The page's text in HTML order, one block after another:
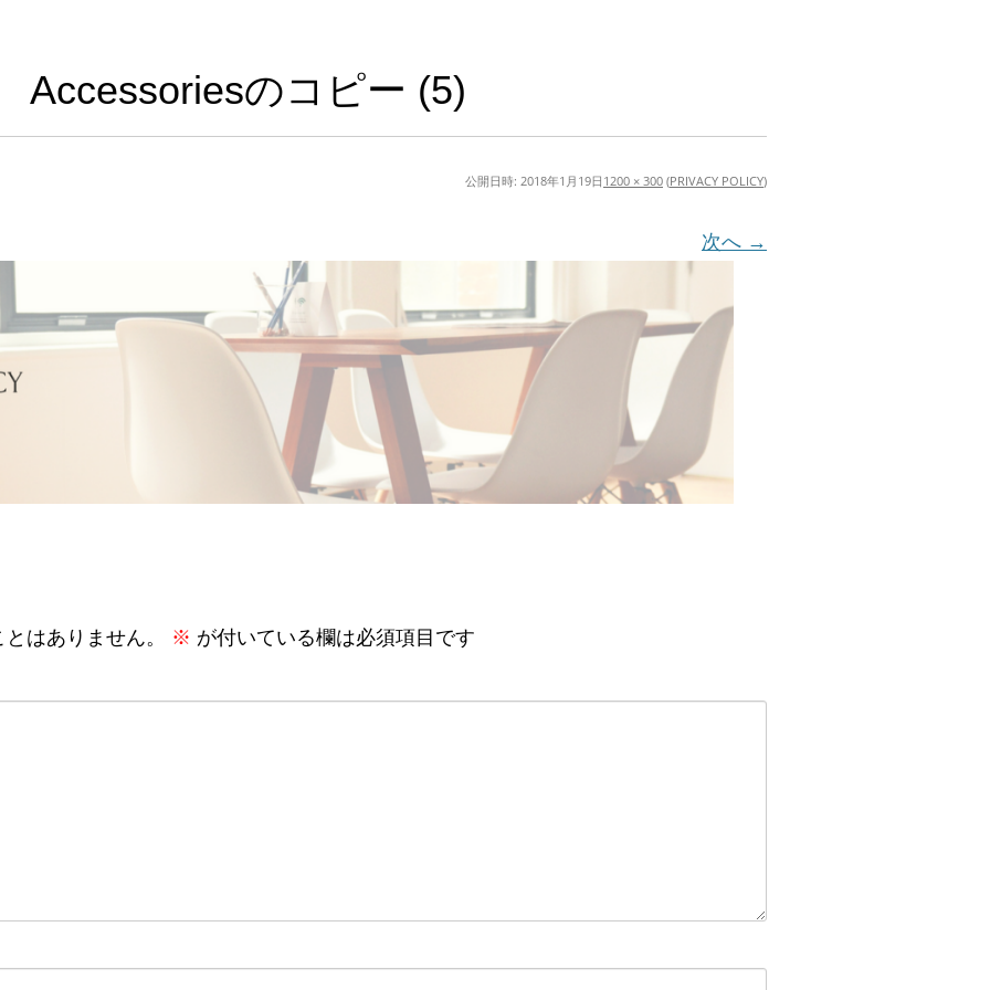
Accessoriesのコピー (5)
公開日時: 2018年1月19日 1200 × 300 (PRIVACY POLICY)
次へ →
はありません。 ※ が付いている欄は必須項目です